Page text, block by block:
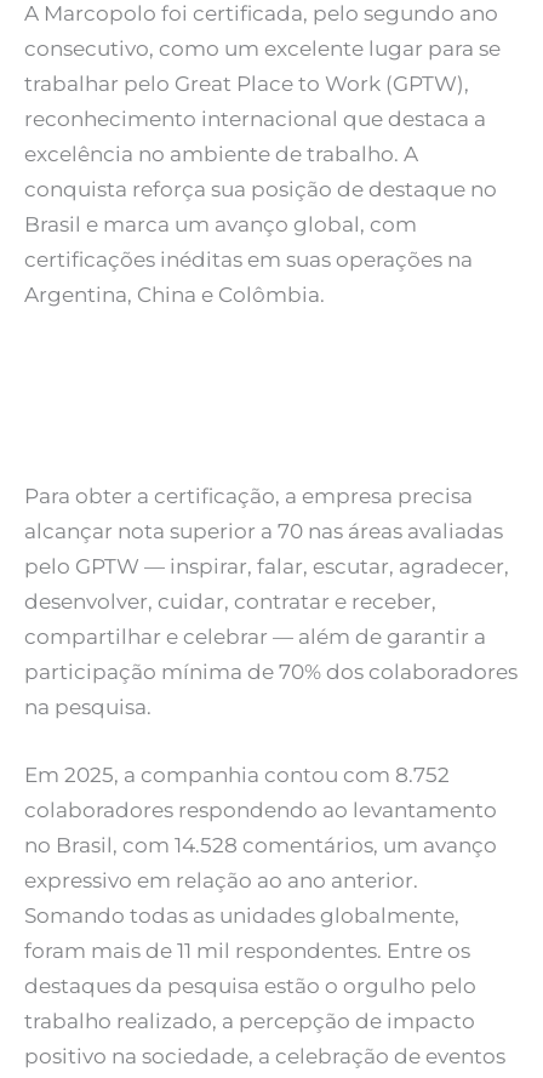
A Marcopolo foi certificada, pelo segundo ano
consecutivo, como um excelente lugar para se
trabalhar pelo Great Place to Work (GPTW),
reconhecimento internacional que destaca a
excelência no ambiente de trabalho. A
conquista reforça sua posição de destaque no
Brasil e marca um avanço global, com
certificações inéditas em suas operações na
Argentina, China e Colômbia.
Para obter a certificação, a empresa precisa
alcançar nota superior a 70 nas áreas avaliadas
pelo GPTW — inspirar, falar, escutar, agradecer,
desenvolver, cuidar, contratar e receber,
compartilhar e celebrar — além de garantir a
participação mínima de 70% dos colaboradores
na pesquisa.
Em 2025, a companhia contou com 8.752
colaboradores respondendo ao levantamento
no Brasil, com 14.528 comentários, um avanço
expressivo em relação ao ano anterior.
Somando todas as unidades globalmente,
foram mais de 11 mil respondentes. Entre os
destaques da pesquisa estão o orgulho pelo
trabalho realizado, a percepção de impacto
positivo na sociedade, a celebração de eventos